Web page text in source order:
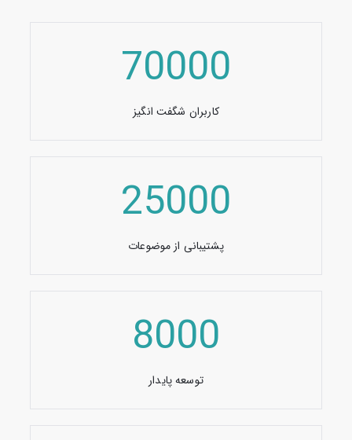
70000
کاربران شگفت انگیز
25000
پشتیبانی از موضوعات
8000
توسعه پایدار